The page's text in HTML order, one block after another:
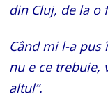
din Cluj, de la o
Când mi l-a pus
nu e ce trebuie,
altul”.